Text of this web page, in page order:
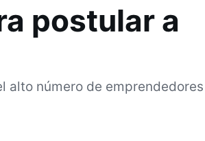
postular a
alto número de emprendedores